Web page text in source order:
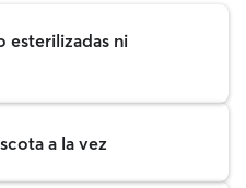
esterilizadas ni
a la vez